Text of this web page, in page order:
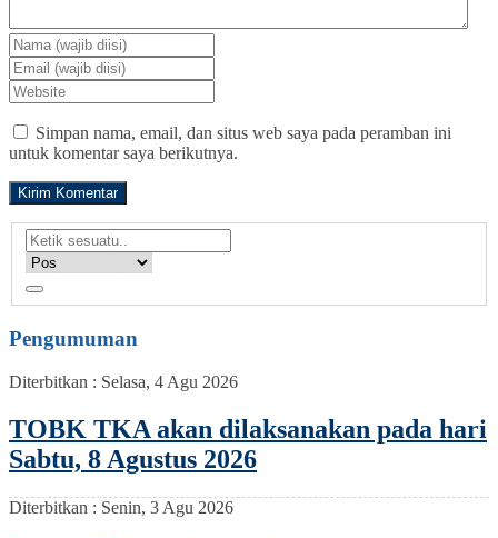
Simpan nama, email, dan situs web saya pada peramban ini
untuk komentar saya berikutnya.
Pengumuman
Diterbitkan : Selasa, 4 Agu 2026
TOBK TKA akan dilaksanakan pada hari
Sabtu, 8 Agustus 2026
Diterbitkan : Senin, 3 Agu 2026